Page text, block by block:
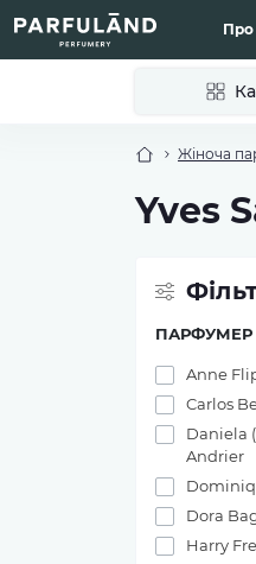
Про
Жіноча
Yves
ПАРФУМЕР
Anne
Carlos
Daniela
Andrier
Dora
Harry